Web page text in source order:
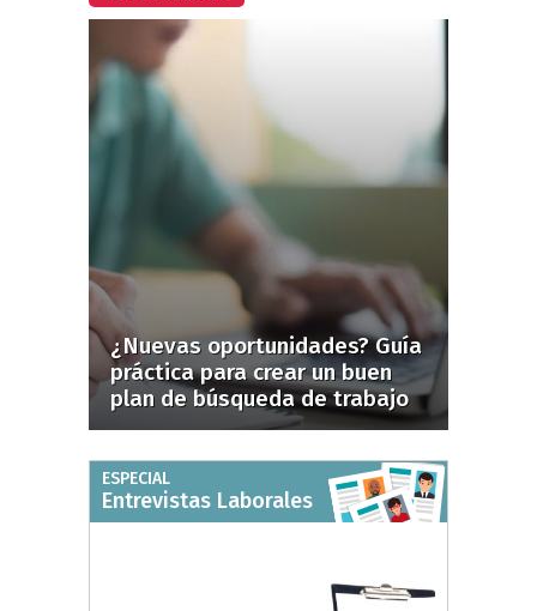
¿Nuevas oportunidades? Guía
práctica para crear un buen
plan de búsqueda de trabajo
ESPECIAL
Entrevistas Laborales